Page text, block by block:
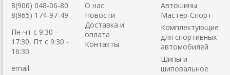
8(906) 048-06-80
8(965) 174-97-49
Пн-чт с 9:30 -
17:30, Пт с 9:30 -
16:30
email:
О нас
Новости
Доставка и
оплата
Контакты
Автошины
Мастер-Спорт
Комплектующие
для спортивных
автомобилей
Шипы и
шиповальное